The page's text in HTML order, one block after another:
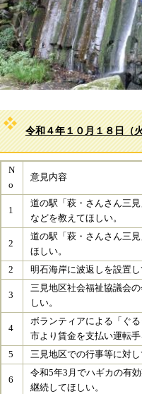
令和４年１０月１８日
N
o
意見内容
1
道の駅「萩・さんさん三
などを教えてほしい。
2
道の駅「萩・さんさん三
ほしい。
2
明石海岸に波返しを設置し
3
三見地区社会福祉協議会
しい。
4
ボランティアによる「ぐ
市より賃金を支払い運転手
5
三見地区での行事等に対
6
令和5年3月でハギカの有
継続してほしい。​